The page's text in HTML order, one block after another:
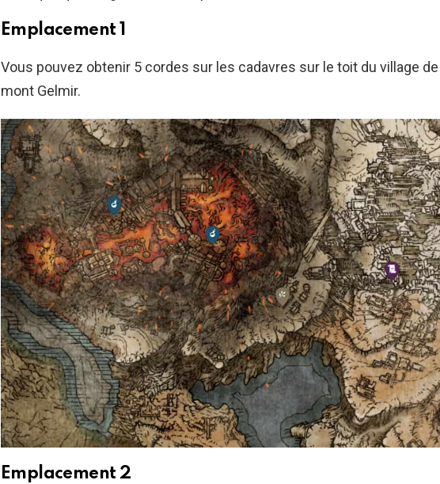
Emplacement 1
Vous pouvez obtenir 5 cordes sur les cadavres sur le toit du village de
mont Gelmir.
Emplacement 2